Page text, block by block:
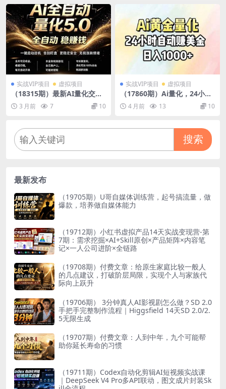
实战VIP项目 虚拟项目
（18315期）最新AI量化交易
5.0，24小时全自动运行，绿
色稳定！日入1000+
3 月前 7 10
实战VIP项目 虚拟项目
（17860期）Ai量化，24小时
不间断挣美金，小白轻松操
作，日入1000+
4 月前 13 10
搜索
最新发布
（19705期）U哥自媒体训练营，起号搞流量，做
爆款，培养做自媒体能力
（19712期）小红书虚拟产品14天实战变现营-第
7期：需求挖掘×AI+Skill原创×产品矩阵×内容笔
记×一人公司进阶×全链路
（19708期）付费文章：给原生家庭比较一般人
的几点建议，打破阶层局限，实现个人与家族代
际向上跃升
（19706期） 3分钟真人AI影视剧怎么做？SD 2.0
手把手完整制作流程｜Higgsfield 14天SD 2.0/2.
5无限生成
（19707期）付费文章：人到中年，九个可能帮
助你延长寿命的习惯
（19711期）Codex自动化剪辑AI短视频实战课
｜DeepSeek V4 Pro多API联动，图文成片封装Sk